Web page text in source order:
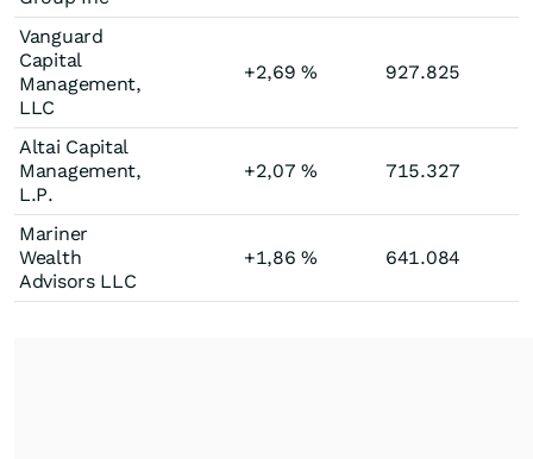
Vanguard
Capital
Management,
LLC
+2,69% 927.825
Altai Capital
Management,
L.P.
+2,07% 715.327
Mariner
Wealth
Advisors LLC
+1,86% 641.084